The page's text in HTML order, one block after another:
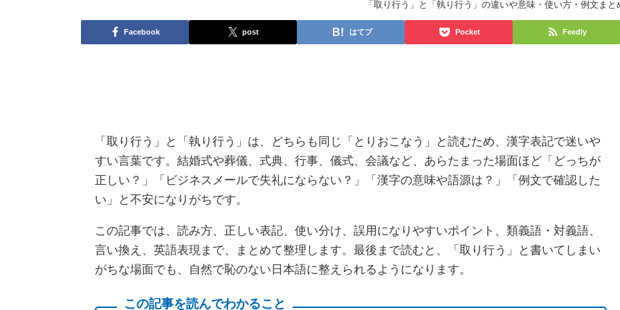
「取り行う」と「執り行う」の違いや意味・使い方・例文まと
Facebook post はてブ Pocket Feedly
「取り行う」と「執り行う」は、どちらも同じ「とりおこなう」と読むため、漢字表記で迷いや
すい言葉です。結婚式や葬儀、式典、行事、儀式、会議など、あらたまった場面ほど「どっちが
正しい？」「ビジネスメールで失礼にならない？」「漢字の意味や語源は？」「例文で確認した
い」と不安になりがちです。
この記事では、読み方、正しい表記、使い分け、誤用になりやすいポイント、類義語・対義語、
言い換え、英語表現まで、まとめて整理します。最後まで読むと、「取り行う」と書いてしまい
がちな場面でも、自然で恥のない日本語に整えられるようになります。